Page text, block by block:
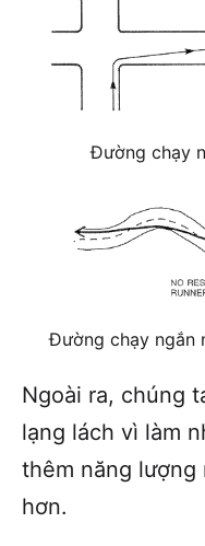
Đường chạy
Đường chạy ngắn
Ngoài ra, chúng
lạng lách vì làm
thêm năng lượng
hơn.